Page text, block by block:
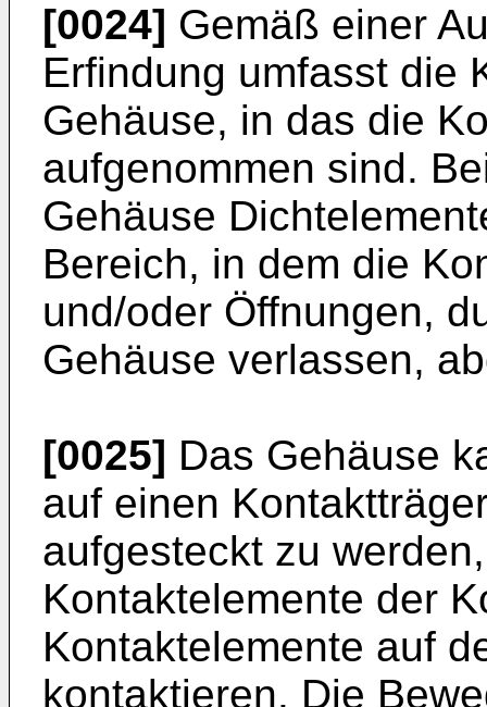
[0024] Gemäß einer
Erfindung umfasst die
Gehäuse, in das die
aufgenommen sind.
Gehäuse
Bereich, in dem die
und/oder Öffnungen,
Gehäuse verlassen,
[0025] Das Gehäuse
auf einen
aufgesteckt zu
Kontaktelemente der
Kontaktelemente auf
kontaktieren. Die